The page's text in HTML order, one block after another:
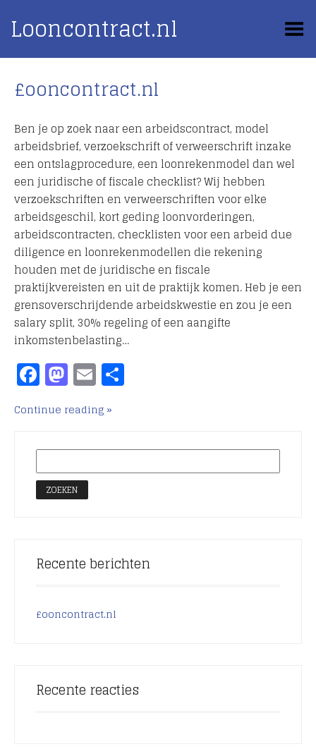
Looncontract.nl Toggle Menu
£ooncontract.nl
Ben je op zoek naar een arbeidscontract, model
arbeidsbrief, verzoekschrift of verweerschrift inzake
een ontslagprocedure, een loonrekenmodel dan wel
een juridische of fiscale checklist? Wij hebben
verzoekschriften en verweerschriften voor elke
arbeidsgeschil, kort geding loonvorderingen,
arbeidscontracten, checklisten voor een arbeid due
diligence en loonrekenmodellen die rekening
houden met de juridische en fiscale
praktijkvereisten en uit de praktijk komen. Heb je een
grensoverschrijdende arbeidskwestie en zou je een
salary split, 30% regeling of een aangifte
inkomstenbelasting…
Facebook
Mastodon
Email
Continue reading
Recente berichten
£ooncontract.nl
Recente reacties